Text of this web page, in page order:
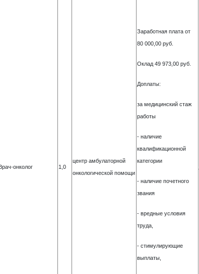
Врач-онколог 1,0
центр амбулаторной
онкологической помощи
Заработная плата от
80 000,00 руб.
Оклад 49 973,00 руб.
Доплаты:
за медицинский стаж
работы
- наличие
квалификационной
категории
- наличие почетного
звания
- вредные условия
труда,
- стимулирующие
выплаты,